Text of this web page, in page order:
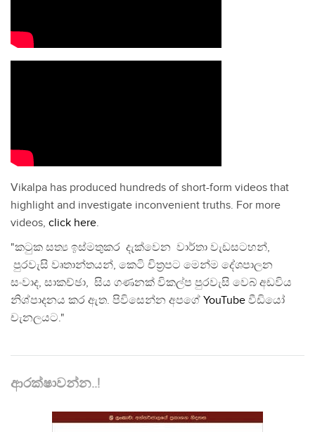
Vikalpa has produced hundreds of short-form videos that
highlight and investigate inconvenient truths. For more
videos, click here.
"කටුක සත්‍ය ඉස්මතුකර දැක්වෙන වාර්තා වැඩසටහන්,
පුරවැසි වෘතාන්තයන්, කෙටි චිත්‍රපට මෙන්ම දේශපාලන
සංවාද, සාකච්ඡා, සිය ගණනක් විකල්ප පුරවැසි වෙබ් අඩවිය
නිශ්පාදනය කර ඇත. පිවිසෙන්න අපගේ YouTube වීඩියෝ
චැනලයට."
ආරක්ෂාවන්න..!